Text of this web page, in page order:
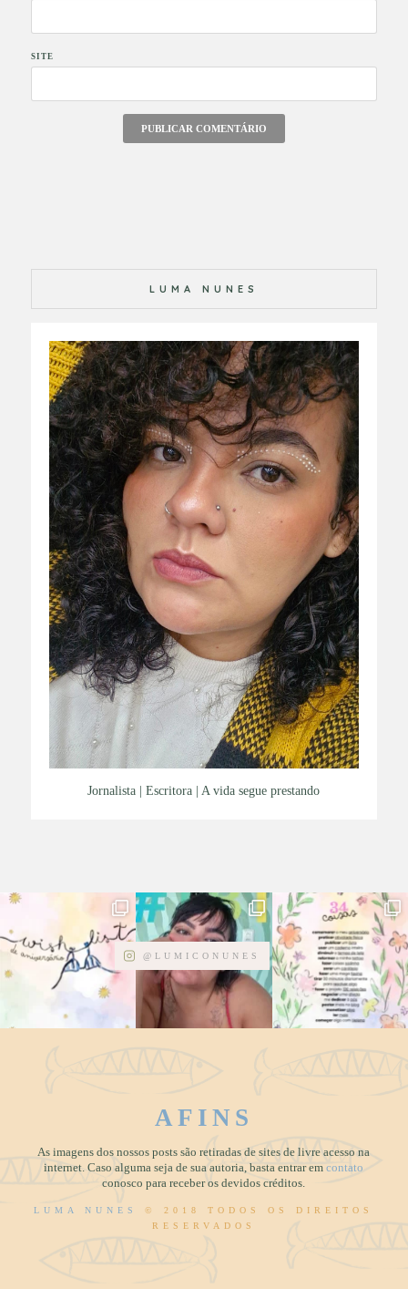
SITE
LUMA NUNES
Jornalista | Escritora | A vida segue prestando
@LUMICONUNES
AFINS
As imagens dos nossos posts são retiradas de sites de livre acesso na
internet. Caso alguma seja de sua autoria, basta entrar emcontato
conosco para receber os devidos créditos.
LUMA NUNES
© 2018 TODOS OS DIREITOS
RESERVADOS